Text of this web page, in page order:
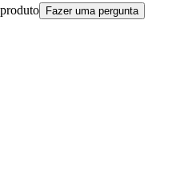
Fazer uma pergunta